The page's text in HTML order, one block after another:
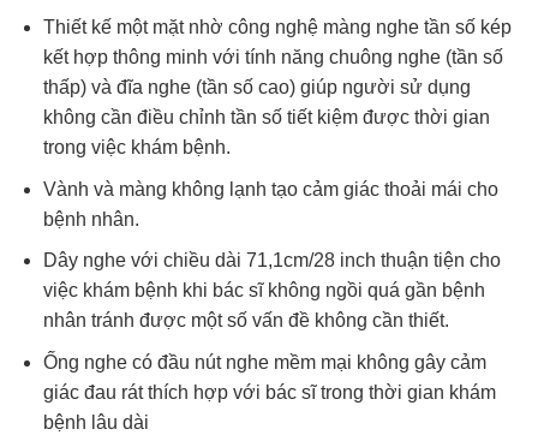
Thiết kế một mặt nhờ công nghệ màng nghe tần số kép
kết hợp thông minh với tính năng chuông nghe (tần số
thấp) và đĩa nghe (tần số cao) giúp người sử dụng
không cần điều chỉnh tần số tiết kiệm được thời gian
trong việc khám bệnh.
Vành và màng không lạnh tạo cảm giác thoải mái cho
bệnh nhân.
Dây nghe với chiều dài 71,1cm/28 inch thuận tiện cho
việc khám bệnh khi bác sĩ không ngồi quá gần bệnh
nhân tránh được một số vấn đề không cần thiết.
Ống nghe có đầu nút nghe mềm mại không gây cảm
giác đau rát thích hợp với bác sĩ trong thời gian khám
bệnh lâu dài